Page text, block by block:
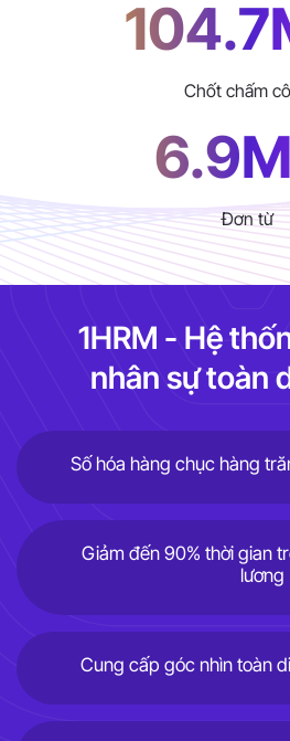
Chốt chấm
Đơn từ
1HRM - Hệ
nhân sự toàn
Số hóa hàng chục hàng
Giảm đến 90% thời gian
lương
Cung cấp góc nhìn toàn